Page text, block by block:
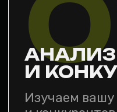
Соединяем сайт,
соцсети, SEO и карты
систему, гдекаждый
усиливает другой.
В СИСТЕМУ